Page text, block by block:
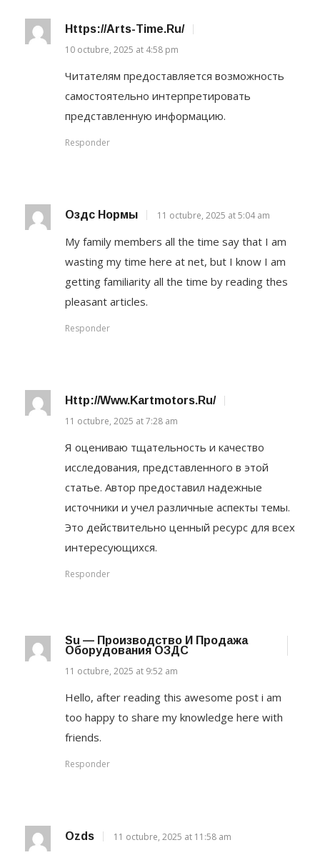
Https://arts-Time.ru/
10 octubre, 2025 at 4:58 pm
Читателям предоставляется возможность
самостоятельно интерпретировать
представленную информацию.
Responder
Оздс Нормы 11 octubre, 2025 at 5:04 am
My family members all the time say that I am
wasting my time here at net, but I know I am
getting familiarity all the time by reading thes
pleasant articles.
Responder
Http://www.kartmotors.ru/
11 octubre, 2025 at 7:28 am
Я оцениваю тщательность и качество
исследования, представленного в этой
статье. Автор предоставил надежные
источники и учел различные аспекты темы.
Это действительно ценный ресурс для всех
интересующихся.
Responder
Su — Производство И Продажа
Оборудования ОЗДС
11 octubre, 2025 at 9:52 am
Hello, after reading this awesome post i am
too happy to share my knowledge here with
friends.
Responder
Ozds 11 octubre, 2025 at 11:58 am